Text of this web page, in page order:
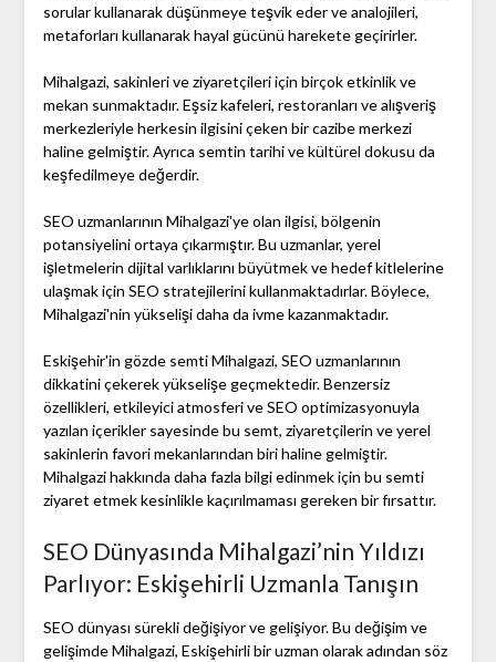
sorular kullanarak düşünmeye teşvik eder ve analojileri,
metaforları kullanarak hayal gücünü harekete geçirirler.
Mihalgazi, sakinleri ve ziyaretçileri için birçok etkinlik ve
mekan sunmaktadır. Eşsiz kafeleri, restoranları ve alışveriş
merkezleriyle herkesin ilgisini çeken bir cazibe merkezi
haline gelmiştir. Ayrıca semtin tarihi ve kültürel dokusu da
keşfedilmeye değerdir.
SEO uzmanlarının Mihalgazi'ye olan ilgisi, bölgenin
potansiyelini ortaya çıkarmıştır. Bu uzmanlar, yerel
işletmelerin dijital varlıklarını büyütmek ve hedef kitlelerine
ulaşmak için SEO stratejilerini kullanmaktadırlar. Böylece,
Mihalgazi'nin yükselişi daha da ivme kazanmaktadır.
Eskişehir'in gözde semti Mihalgazi, SEO uzmanlarının
dikkatini çekerek yükselişe geçmektedir. Benzersiz
özellikleri, etkileyici atmosferi ve SEO optimizasyonuyla
yazılan içerikler sayesinde bu semt, ziyaretçilerin ve yerel
sakinlerin favori mekanlarından biri haline gelmiştir.
Mihalgazi hakkında daha fazla bilgi edinmek için bu semti
ziyaret etmek kesinlikle kaçırılmaması gereken bir fırsattır.
SEO Dünyasında Mihalgazi’nin Yıldızı
Parlıyor: Eskişehirli Uzmanla Tanışın
SEO dünyası sürekli değişiyor ve gelişiyor. Bu değişim ve
gelişimde Mihalgazi, Eskişehirli bir uzman olarak adından söz